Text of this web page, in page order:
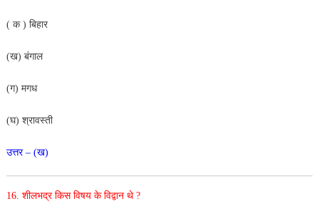
( क ) बिहार
(ख) बंगाल
(ग) मगध
(घ) श्रावस्ती
उत्तर – (ख)
16. शीलभद्र किस विषय के विद्वान थे ?